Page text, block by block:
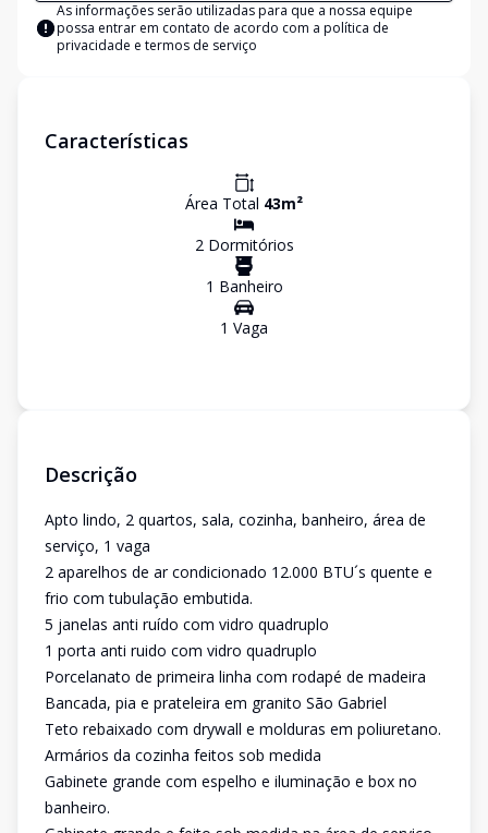
As informações serão utilizadas para que a nossa equipe
possa entrar em contato de acordo com a política de
privacidade e termos de serviço
Características
Área Total 43m²
2Dormitórios
1 Banheiro
1 Vaga
Descrição
Apto lindo, 2 quartos, sala, cozinha, banheiro, área de
serviço, 1 vaga
2 aparelhos de ar condicionado 12.000 BTU´s quente e
frio com tubulação embutida.
5 janelas anti ruído com vidro quadruplo
1 porta anti ruido com vidro quadruplo
Porcelanato de primeira linha com rodapé de madeira
Bancada, pia e prateleira em granito São Gabriel
Teto rebaixado com drywall e molduras em poliuretano.
Armários da cozinha feitos sob medida
Gabinete grande com espelho e iluminação e box no
banheiro.